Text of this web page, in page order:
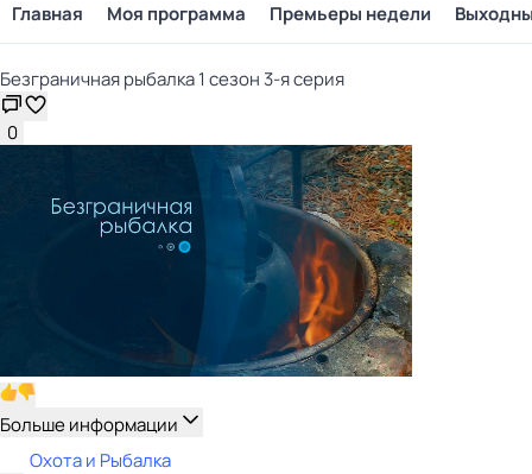
Главная Моя программа Премьеры недели
Безгрaничнaя pыбалка 1 сезон 3-я серия
0
Больше информации
Охота и Рыбалка